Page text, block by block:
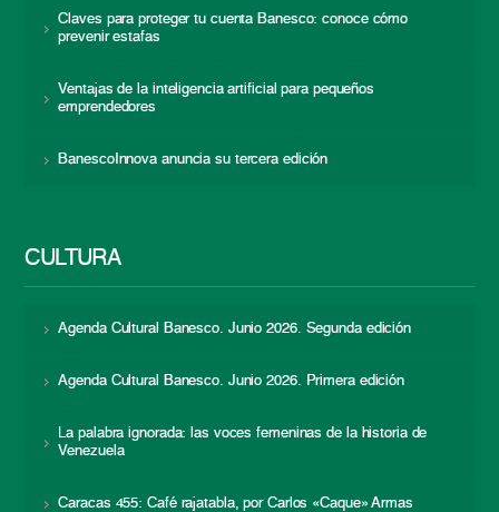
Claves para proteger tu cuenta Banesco: conoce cómo
prevenir estafas
Ventajas de la inteligencia artificial para pequeños
emprendedores
BanescoInnova anuncia su tercera edición
CULTURA
Agenda Cultural Banesco. Junio 2026. Segunda edición
Agenda Cultural Banesco. Junio 2026. Primera edición
La palabra ignorada: las voces femeninas de la historia de
Venezuela
Caracas 455: Café rajatabla, por Carlos «Caque» Armas